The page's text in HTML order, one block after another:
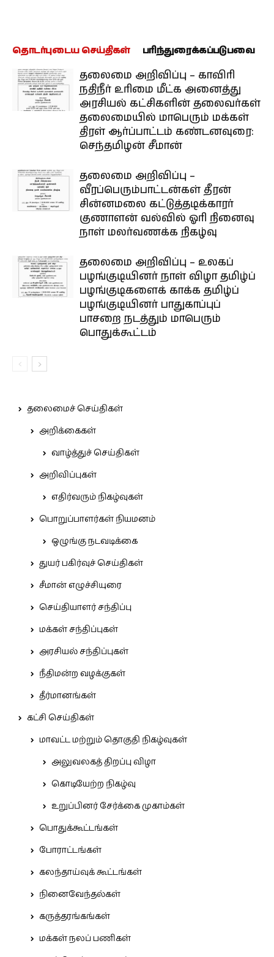
தொடர்புடைய செய்திகள் பரிந்துரைக்கப்படுபவை
தலைமை அறிவிப்பு – காவிரி
நதிநீர் உரிமை மீட்க அனைத்து
அரசியல் கட்சிகளின் தலைவர்கள்
தலைமையில் மாபெரும் மக்கள்
திரள் ஆர்ப்பாட்டம் கண்டனவுரை:
செந்தமிழன் சீமான்
தலைமை அறிவிப்பு –
வீரப்பெரும்பாட்டன்கள் தீரன்
சின்னமலை கட்டுத்தடிக்காரர்
குணாளன் வல்வில் ஓரி நினைவு
நாள் மலர்வணக்க நிகழ்வு
தலைமை அறிவிப்பு – உலகப்
பழங்குடியினர் நாள் விழா தமிழ்ப்
பழங்குடிகளைக் காக்க தமிழ்ப்
பழங்குடியினர் பாதுகாப்புப்
பாசறை நடத்தும் மாபெரும்
பொதுக்கூட்டம்
தலைமைச் செய்திகள்
அறிக்கைகள்
வாழ்த்துச் செய்திகள்
அறிவிப்புகள்
எதிர்வரும் நிகழ்வுகள்
பொறுப்பாளர்கள் நியமனம்
ஒழுங்கு நடவடிக்கை
துயர் பகிர்வுச் செய்திகள்
சீமான் எழுச்சியுரை
செய்தியாளர் சந்திப்பு
மக்கள் சந்திப்புகள்
அரசியல் சந்திப்புகள்
நீதிமன்ற வழக்குகள்
தீர்மானங்கள்
கட்சி செய்திகள்
மாவட்ட மற்றும் தொகுதி நிகழ்வுகள்
அலுவலகத் திறப்பு விழா
கொடியேற்ற நிகழ்வு
உறுப்பினர் சேர்க்கை முகாம்கள்
பொதுக்கூட்டங்கள்
போராட்டங்கள்
கலந்தாய்வுக் கூட்டங்கள்
நினைவேந்தல்கள்
கருத்தரங்கங்கள்
மக்கள் நலப் பணிகள்